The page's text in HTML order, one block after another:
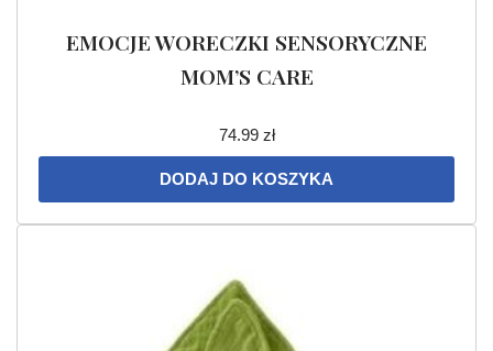
EMOCJE WORECZKI SENSORYCZNE
MOM’S CARE
74.99 zł
DODAJ DO KOSZYKA